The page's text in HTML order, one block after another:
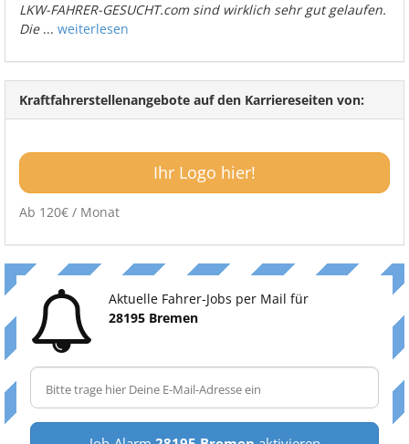
LKW-FAHRER-GESUCHT.com sind wirklich sehr gut gelaufen.
Die... weiterlesen
Kraftfahrerstellenangebote auf den Karriereseiten von:
Ihr Logo hier!
Ab 120€ / Monat
Aktuelle Fahrer-Jobs per Mail für
28195 Bremen